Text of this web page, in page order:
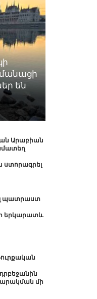
են
Արաբիան
ստորագրել
պատրաստ
երկարատև
մի